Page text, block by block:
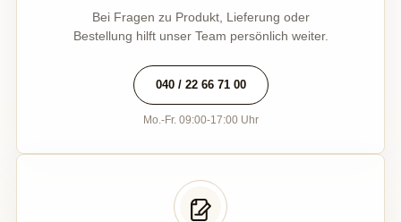
Bei Fragen zu Produkt, Lieferung oder
Bestellung hilft unser Team persönlich weiter.
040 / 22 66 71 00
Mo.-Fr. 09:00-17:00 Uhr